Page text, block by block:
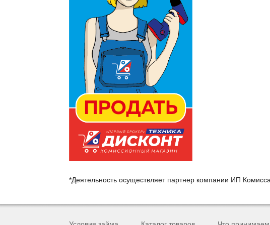
*Деятельность осуществляет партнер компании ИП